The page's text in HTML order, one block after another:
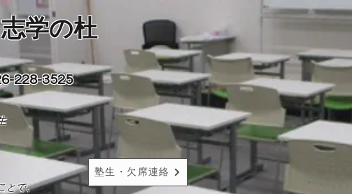
学の杜
228-3525
とで、
塾生・欠席連絡